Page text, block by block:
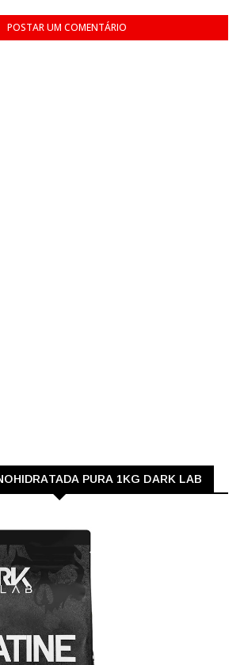
POSTAR UM COMENTÁRIO
PURA 1KG DARK LAB